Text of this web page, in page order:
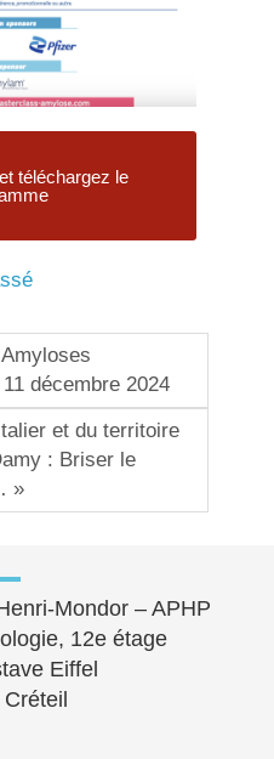
téléchargez le
décembre 2024
et du territoire
: Briser le
»
Mondor – APHP
12e étage
Eiffel